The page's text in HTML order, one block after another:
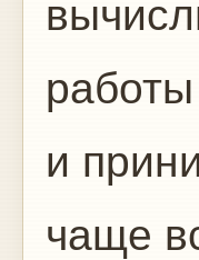
и
чаще